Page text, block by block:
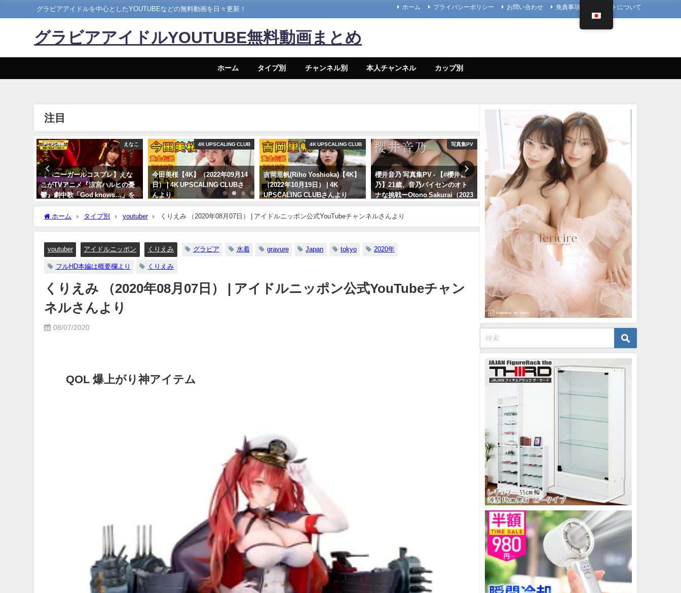
グラビアアイドルを中心としたYOUTUBEなどの無料動画を日々更新！ ホーム プライバシーポリシー お問い合わせ 免責事項 当サイトについて
グラビアアイドルYOUTUBE無料動画まとめ
ホーム タイプ別 チャンネル別 本人チャンネル カップ別
注目
えなこ
【バニーガールコスプレ】えな
こがTVアニメ『涼宮ハルヒの憂
鬱』劇中歌「God knows…」を
神カバー！！
10/17/2024
4K UPSCALING CLUB
今田美桜【4K】（2022年09月14
日） | 4K UPSCALING CLUBさ
んより
4K UPSCALING CLUB
吉岡里帆(Riho Yoshioka)【4K】
（2022年10月19日） | 4K
UPSCALING CLUBさんより
写真集PV
櫻井音乃 写真集PV - 【#櫻井音
乃】21歳、音乃パイセンのオト
ナな挑戦ーOtono Sakurai（2023
年12月20日） | 週プレ
Channel【集英社 週刊プレイボ
ーイ公式】さんより
まるぴ
【1st写真集】「まるごと」発売
しました。【メイキング】 | まる
ぴ / marupiさんより
11/07/2023
菊地姫奈 - 【2023/12/18発
プレNo.1・2付録DVDチラ
♪】『グラジャパ！』なら
視聴できる♪ #菊地姫奈
Kikuchi（2023年12月15日
プレChannel【集英社 週刊
イボーイ公式】さんより
12/15/2023
ホーム タイプ別 youtuber くりえみ （2020年08月07日） | アイドルニッポン公式YouTubeチャンネルさんより
youtuber アイドルニッポン くりえみ グラビア 水着 gravure Japan tokyo 2020年
フルHD本編は概要欄より くりえみ
くりえみ （2020年08月07日） | アイドルニッポン公式YouTubeチャン
ネルさんより
08/07/2020
QOL 爆上がり神アイテム